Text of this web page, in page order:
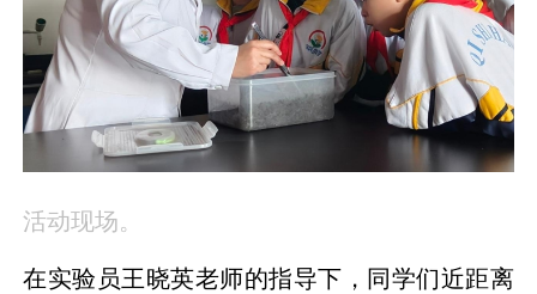
活动现场。
在实验员王晓英老师的指导下，同学们近距离